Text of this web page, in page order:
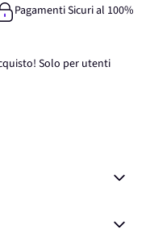
Pagamenti Sicuri al 100%
Solo per utenti